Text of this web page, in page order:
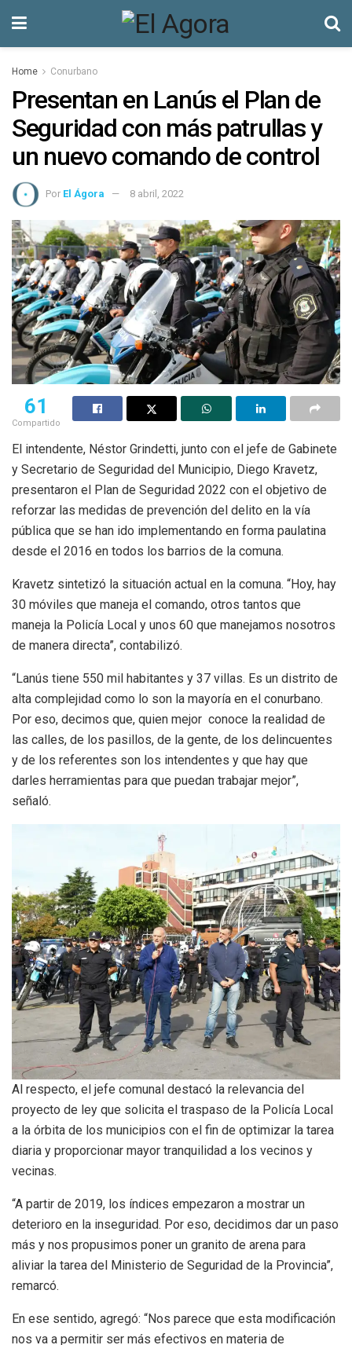
Home Conurbano
Presentan en Lanús el Plan de
Seguridad con más patrullas y
un nuevo comando de control
Por El Ágora 8 abril, 2022
61
Compartido
El intendente, Néstor Grindetti, junto con el jefe de Gabinete
y Secretario de Seguridad del Municipio, Diego Kravetz,
presentaron el Plan de Seguridad 2022 con el objetivo de
reforzar las medidas de prevención del delito en la vía
pública que se han ido implementando en forma paulatina
desde el 2016 en todos los barrios de la comuna.
Kravetz sintetizó la situación actual en la comuna. “Hoy, hay
30 móviles que maneja el comando, otros tantos que
maneja la Policía Local y unos 60 que manejamos nosotros
de manera directa”, contabilizó.
“Lanús tiene 550 mil habitantes y 37 villas. Es un distrito de
alta complejidad como lo son la mayoría en el conurbano.
Por eso, decimos que, quien mejor conoce la realidad de
las calles, de los pasillos, de la gente, de los delincuentes
y de los referentes son los intendentes y que hay que
darles herramientas para que puedan trabajar mejor”,
señaló.
Al respecto, el jefe comunal destacó la relevancia del
proyecto de ley que solicita el traspaso de la Policía Local
a la órbita de los municipios con el fin de optimizar la tarea
diaria y proporcionar mayor tranquilidad a los vecinos y
vecinas.
“A partir de 2019, los índices empezaron a mostrar un
deterioro en la inseguridad. Por eso, decidimos dar un paso
más y nos propusimos poner un granito de arena para
aliviar la tarea del Ministerio de Seguridad de la Provincia”,
remarcó.
En ese sentido, agregó: “Nos parece que esta modificación
nos va a permitir ser más efectivos en materia de